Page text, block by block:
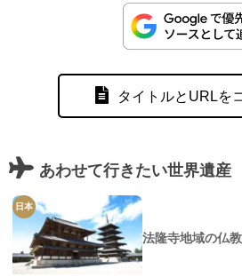
タイトルとURLを
あわせて行きたい世界遺産
日本
法隆寺地域の仏